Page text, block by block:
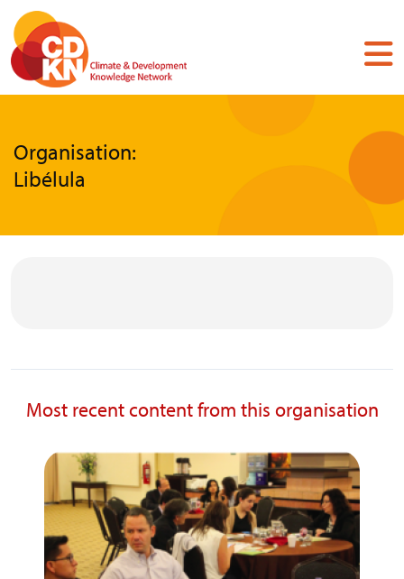
Skip
main
content
Organisation:
Libélula
Most recent content from this organisation